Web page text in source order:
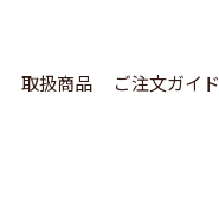
取扱商品 ご注文ガイド